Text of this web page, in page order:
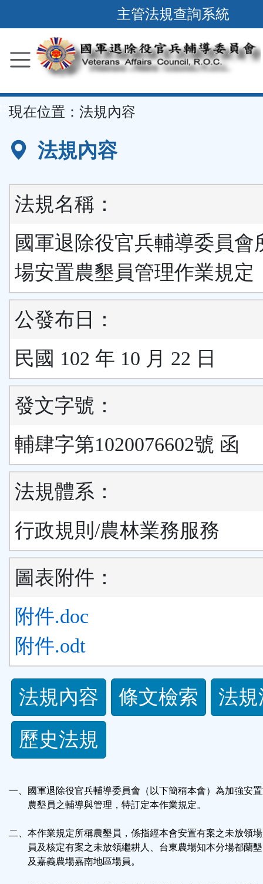
到
要
容
區
主管法規查詢系統
現在位置： 法規內容
法規內容
法規名稱：
國軍退除役官兵輔導委員會
場安置農墾員管理作業規定
公發布日：
民國 102 年 10 月 22 日
發文字號：
輔肆字第1020076602號 函
法規體系：
行政規則/農林業務服務
圖表附件：
附件.doc
附件.odt
法
規
功
按
鈕
區
法規內容 條文檢索
法
歷史法規
一、國軍退除役官兵輔導委員會（以下簡稱本會）為加強安
農墾員之輔導與管理，特訂定本作業規定。
二、本作業規定所稱農墾員，係指經本會安置有案之未放領
員及核定有案之未放領繼耕人、台東農場知本分場都蘭
及嘉義農場嘉南地區場員。